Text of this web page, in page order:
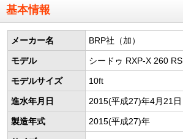
基本情報
メーカー名 BRP社（加）
モデル シードゥ RXP-X 260 RS
モデルサイズ 10ft
進水年月日 2015(平成27)年4月21日
製造年式 2015(平成27)年